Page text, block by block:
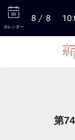
カレンダー
8 8
第